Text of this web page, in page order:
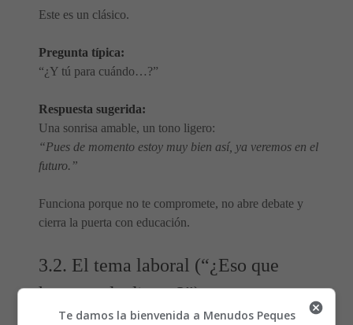
Este es un clásico.
Pregunta típica:
“¿Y tú para cuándo…?”
Respuesta sugerida:
Una sonrisa amable, un tono ligero:
“Pues de momento estoy muy bien así, ya veremos en el
futuro.”
Funciona porque no te compromete, no abre debate y
cierra la puerta con educación.
3.2. El tema laboral (“¿Eso que
haces… da dinero?”)
Te damos la bienvenida a Menudos Peques